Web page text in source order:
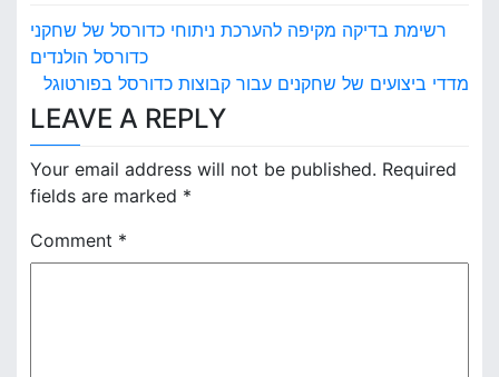
P
o
s
t
n
a
v
רשימת בדיקה מקיפה להערכת ניתוחי כדורסל של שחקני
כדורסל הולנדים
מדדי ביצועים של שחקנים עבור קבוצות כדורסל בפורטוגל
LEAVE A REPLY
Your email address will not be published. Required
fields are marked *
Comment *